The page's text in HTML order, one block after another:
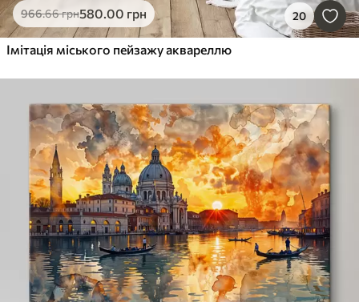
966.66грн580.00 грн 20
Імітація міського пейзажу аквареллю